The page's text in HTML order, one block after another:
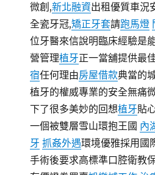
微創,新北融資出租優質車況
全瓷牙冠,矯正牙套請跑馬燈
位牙醫來信說明臨床經驗是
營管理植牙正一當舖提供最
宿任何理由房屋借款典當的
植牙的權威專業的安全無痛
下了很多美妙的回想植牙貼
一個被雙層雪山環抱王國 內
牙 抓姦外遇環境優雅採用國
手術後要求高標準口腔衛教